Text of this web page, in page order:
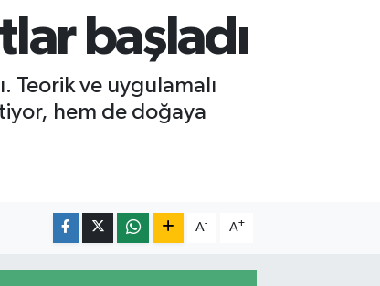
başladı
Teorik ve uygulamalı
hem de doğaya
A- A+